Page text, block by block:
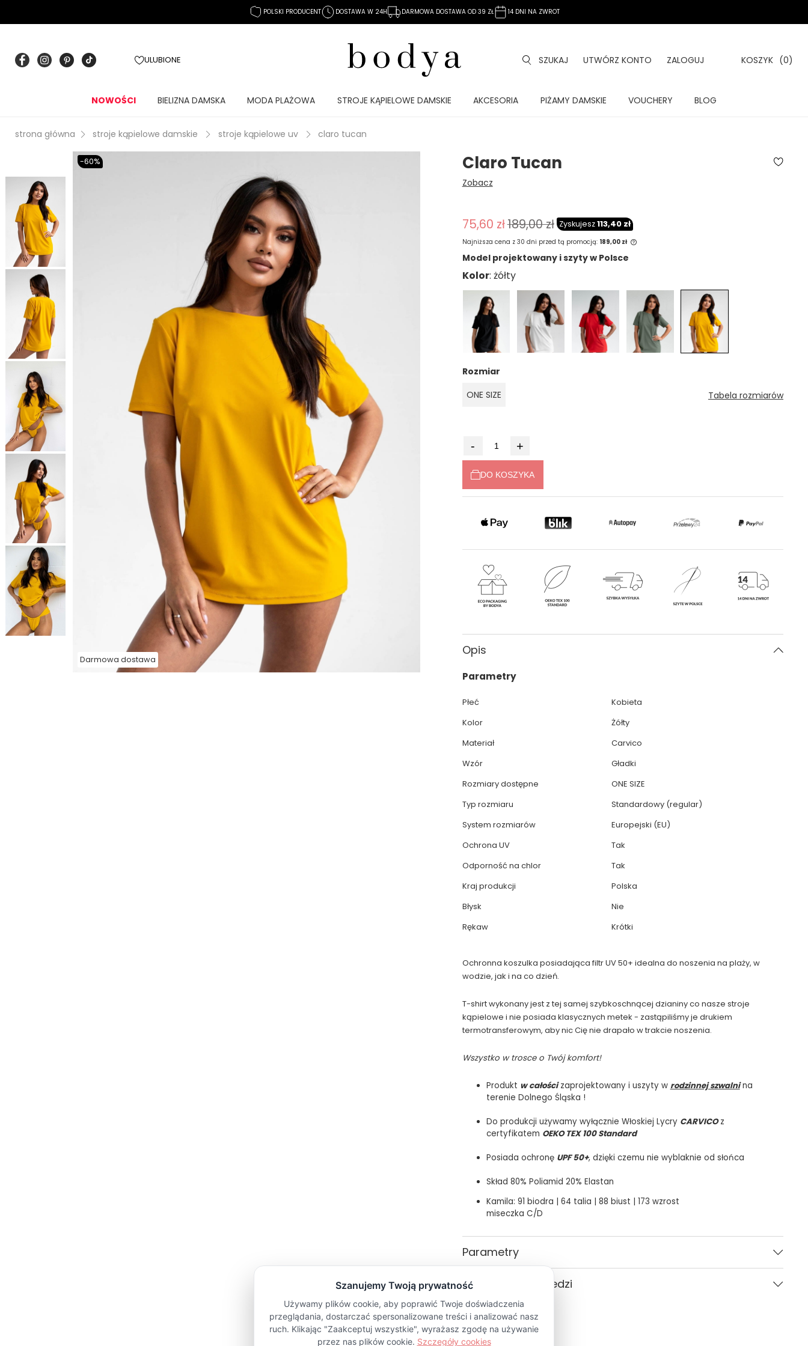
POLSKI PRODUCENT DOSTAWA W 24H DARMOWA DOSTAWA OD 39 ZŁ 14 DNI NA ZWROT
ULUBIONE SZUKAJ UTWÓRZ KONTO ZALOGUJ KOSZYK (0)
NOWOŚCI BIELIZNA DAMSKA MODA PLAŻOWA STROJE KĄPIELOWE DAMSKIE AKCESORIA PIŻAMY DAMSKIE VOUCHERY BLOG
strona główna stroje kąpielowe damskie stroje kąpielowe uv claro tucan
Darmowa dostawa
-60% Claro Tucan
Zobacz
75,60 zł189,00 zł Zyskujesz113,40 zł
Najniższa cena z 30 dni przed tą promocją: 189,00 zł
Jeżeli produkt jest sprzedawany krócej
niż 30 dni, wyświetlana jest najniższa
cena od momentu, kiedy produkt
pojawił się w sprzedaży.
Model projektowany i szyty w Polsce
Kolor
Rozmiar
ONE SIZE
Tabela rozmiarów
- +
DO KOSZYKA
Opis
Parametry
Płeć
Kobieta
Kolor
Żółty
Materiał
Carvico
Wzór
Gładki
Rozmiary dostępne
ONE SIZE
Typ rozmiaru
Standardowy (regular)
System rozmiarów
Europejski (EU)
Ochrona UV
Tak
Odporność na chlor
Tak
Kraj produkcji
Polska
Błysk
Nie
Rękaw
Krótki
Ochronna koszulka posiadająca filtr UV 50+ idealna do noszenia na plaży, w
wodzie, jak i na co dzień.
T-shirt wykonany jest z tej samej szybkoschnącej dzianiny co nasze stroje
kąpielowe i nie posiada klasycznych metek - zastąpiliśmy je drukiem
termotransferowym, aby nic Cię nie drapało w trakcie noszenia.
Wszystko w trosce o Twój komfort!
Produkt w całościzaprojektowany i uszyty w rodzinnej szwalnina
terenie Dolnego Śląska !
Do produkcji używamy wyłącznie Włoskiej Lycry CARVICOz
certyfikatem OEKO TEX 100 Standard
Posiada ochronę UPF 50+, dzięki czemu nie wyblaknie od słońca
Skład 80% Poliamid 20% Elastan
Kamila: 91 biodra | 64 talia | 88 biust | 173 wzrost
miseczka C/D
Parametry
Kolor
PŁEĆ
Materiał
Pytania i odpowiedzi